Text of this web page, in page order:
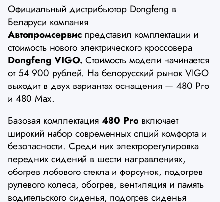
Официальный дистрибьютор Dongfeng в
Беларуси компания
Автопромсервис представил комплектации и
стоимость нового электрического кроссовера
Dongfeng VIGO. Стоимость модели начинается
от 54 900 рублей. На белорусский рынок VIGO
выходит в двух вариантах оснащения — 480 Pro
и 480 Max.
Базовая комплектация 480 Pro включает
широкий набор современных опций комфорта и
безопасности. Среди них электрорегулировка
передних сидений в шести направлениях,
обогрев лобового стекла и форсунок, подогрев
рулевого колеса, обогрев, вентиляция и память
водительского сиденья, подогрев сиденья